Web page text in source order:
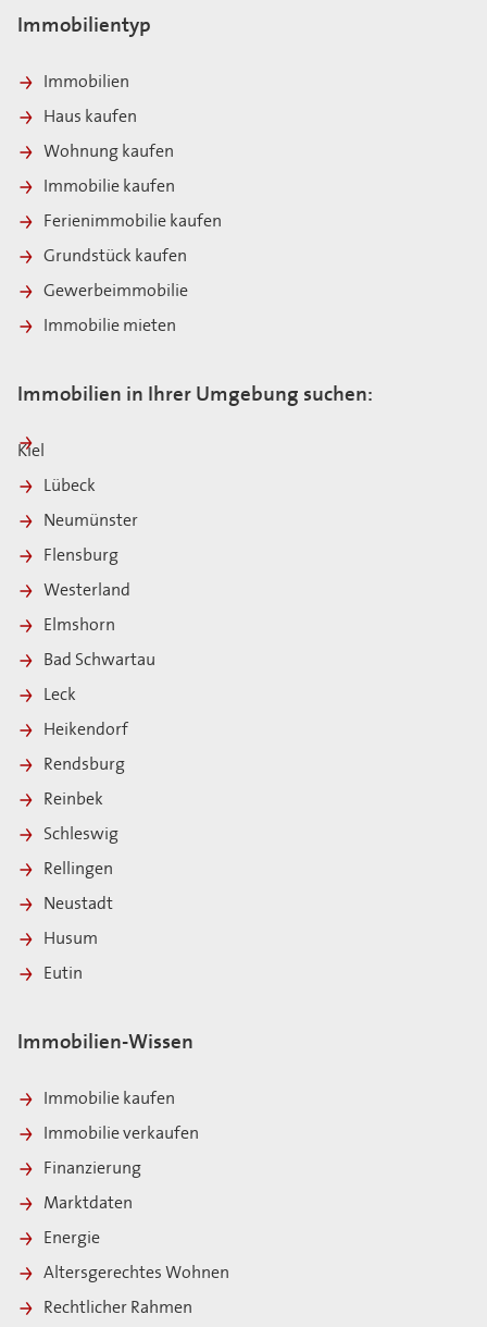
Immobilientyp
Immobilien
Haus kaufen
Wohnung kaufen
Immobilie kaufen
Ferienimmobilie kaufen
Grundstück kaufen
Gewerbeimmobilie
Immobilie mieten
Immobilien in Ihrer Umgebung suchen:
Kiel
Lübeck
Neumünster
Flensburg
Westerland
Elmshorn
Bad Schwartau
Leck
Heikendorf
Rendsburg
Reinbek
Schleswig
Rellingen
Neustadt
Husum
Eutin
Immobilien-Wissen
Immobilie kaufen
Immobilie verkaufen
Finanzierung
Marktdaten
Energie
Altersgerechtes Wohnen
Rechtlicher Rahmen